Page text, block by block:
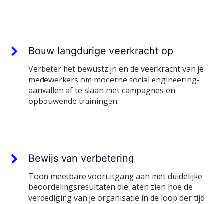
Bouw langdurige veerkracht op
Verbeter het bewustzijn en de veerkracht van je
medewerkers om moderne social engineering-
aanvallen af te slaan met campagnes en
opbouwende trainingen.
Bewijs van verbetering
Toon meetbare vooruitgang aan met duidelijke
beoordelingsresultaten die laten zien hoe de
verdediging van je organisatie in de loop der tijd